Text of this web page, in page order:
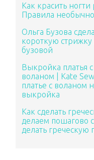
Как красить
Правила
Ольга Бузова
короткую
бузовой
Выкройка платья
воланом | Kate
платье с воланом
выкройка
Как сделать
делаем пошагово
делать греческую